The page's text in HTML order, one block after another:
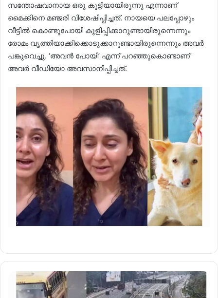
സന്തോഷവാനായ ഒരു കുട്ടിയായിരുന്നു എന്നാണ്
മൈക്കിനെ മഞ്ജരി വിശേഷിപ്പിച്ചത്. നായയെ പലപ്പോഴും
വീട്ടിൽ കൊണ്ടുപോയി കുളിപ്പിക്കാറുണ്ടായിരുന്നെന്നും
രോമം വൃത്തിയാക്കിക്കൊടുക്കാറുണ്ടായിരുന്നെന്നും അവർ
പങ്കുവെച്ചു. ‘അവൻ പോയി’ എന്ന് പറഞ്ഞുകൊണ്ടാണ്
അവർ വീഡിയോ അവസാനിപ്പിച്ചത്.